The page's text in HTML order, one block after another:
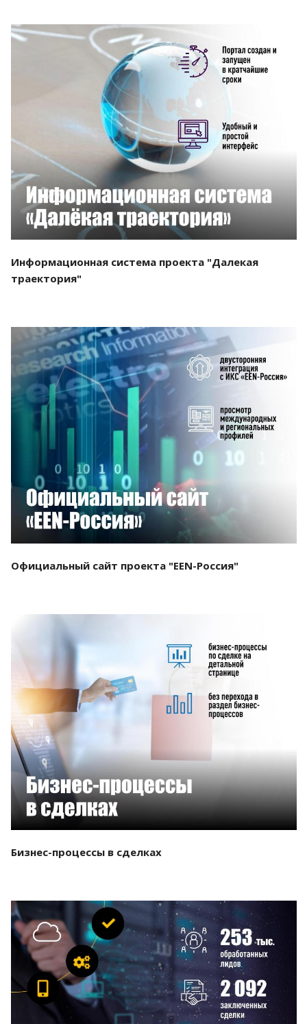
Смотреть проект
Информационная система проекта "Далекая
траектория"
Смотреть проект
Официальный сайт проекта "EEN-Россия"
Бизнес-процессы в сделках
Смотреть проект